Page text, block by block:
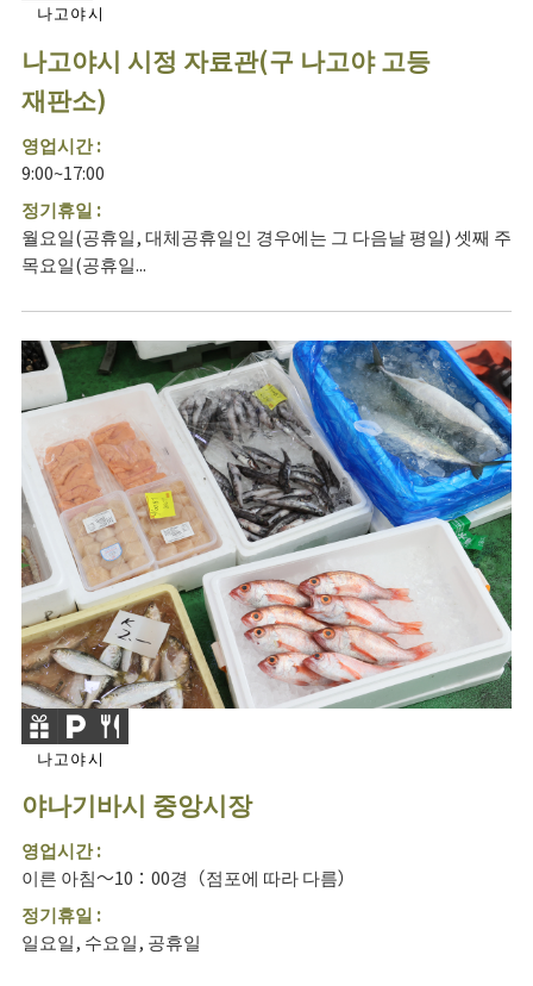
나고야시
나고야시 시정 자료관(구 나고야 고등
재판소)
영업시간 :
9:00~17:00
정기휴일 :
월요일(공휴일, 대체공휴일인 경우에는 그 다음날 평일) 셋째 주
목요일(공휴일...
나고야시
야나기바시 중앙시장
영업시간 :
이른 아침～10：00경（점포에 따라 다름）
정기휴일 :
일요일, 수요일, 공휴일